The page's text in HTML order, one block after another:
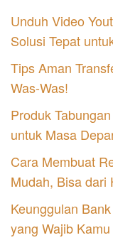
Unduh Video
Solusi Tepat
Tips Aman
Was-Was!
Produk
untuk Masa
Cara Membuat
Mudah, Bisa dari
Keunggulan
yang Wajib Kamu